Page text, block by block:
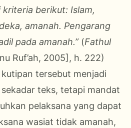
berikut: Islam,
amanah. Pengarang
pada amanah.”(Fathul
Ruf’ah, 2005], h. 222)
tersebut menjadi
teks, tetapi mandat
pelaksana yang dapat
wasiat tidak amanah,